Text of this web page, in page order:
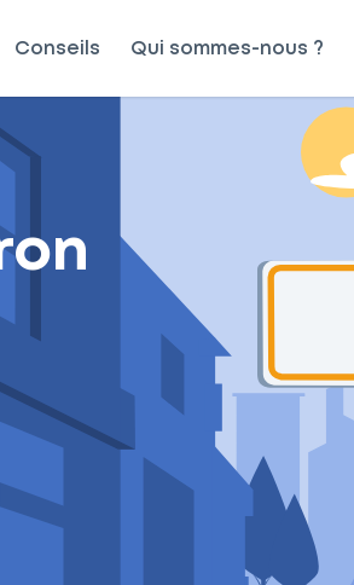
Conseils Qui sommes-nous ?
out of 5